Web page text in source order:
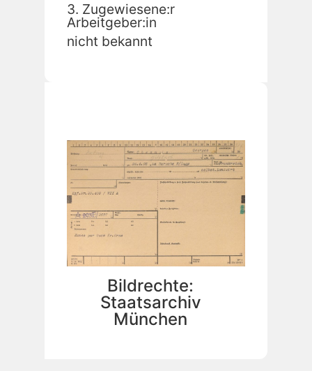
3. Zugewiesene:r
Arbeitgeber:in
nicht bekannt
Bildrechte:
Staatsarchiv
München